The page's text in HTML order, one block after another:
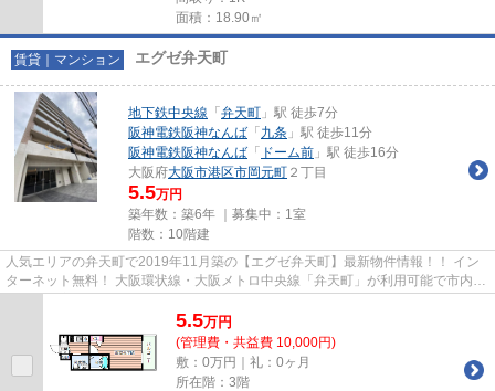
面積：18.90㎡
賃貸｜マンション エグゼ弁天町
地下鉄中央線 「 弁天町 」駅 徒歩7分
阪神電鉄阪神なんば 「 九条 」駅 徒歩11分
阪神電鉄阪神なんば 「 ドーム前 」駅 徒歩16分
大阪府大阪市港区市岡元町 ２丁目
5.5万円
築年数：築6年 ｜募集中： 1室
階数：10階建
人気エリアの弁天町で2019年11月築の【エグゼ弁天町】最新物件情報！！ イン
ターネット無料！ 大阪環状線・大阪メトロ中央線「弁天町」が利用可能で市内の
5.5万円
(管理費・共益費 10,000円)
敷：0万円｜礼：0ヶ月
所在階：3階